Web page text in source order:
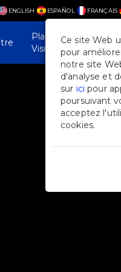
ENGLISH ESPAÑOL FRANÇAIS
Plan Your
Visit
Ce site Web
pour
notre site
d'analyse et
sur ici pour
poursuivant
acceptez
cookies.